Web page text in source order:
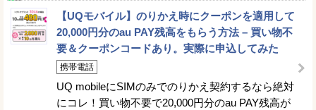
【UQモバイル】のりかえ時にクーポンを適用して
20,000円分のau PAY残高をもらう方法 – 買い物不
要＆クーポンコードあり。実際に申込してみた
携帯電話
UQ mobileにSIMのみでのりかえ契約するなら絶対
にコレ！買い物不要で20,000円分のau PAY残高が